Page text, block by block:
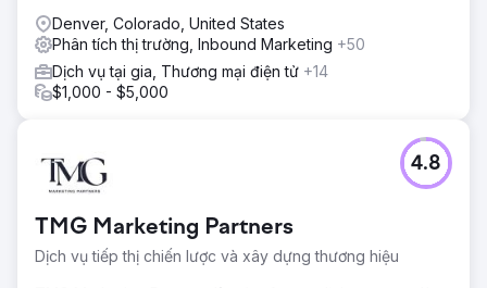
Denver, Colorado, United States
Phân tích thị trường, Inbound Marketing +50
Dịch vụ tại gia, Thương mại điện tử +14
$1,000 - $5,000
TMG Marketing Partners
Dịch vụ tiếp thị chiến lược và xây dựng thương hiệu
4.8